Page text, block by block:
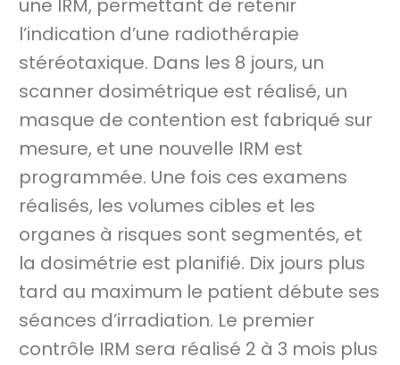
une IRM, permettant de retenir
l’indication d’une radiothérapie
stéréotaxique. Dans les 8 jours, un
scanner dosimétrique est réalisé, un
masque de contention est fabriqué sur
mesure, et une nouvelle IRM est
programmée. Une fois ces examens
réalisés, les volumes cibles et les
organes à risques sont segmentés, et
la dosimétrie est planifié. Dix jours plus
tard au maximum le patient débute ses
séances d’irradiation. Le premier
contrôle IRM sera réalisé 2 à 3 mois plus